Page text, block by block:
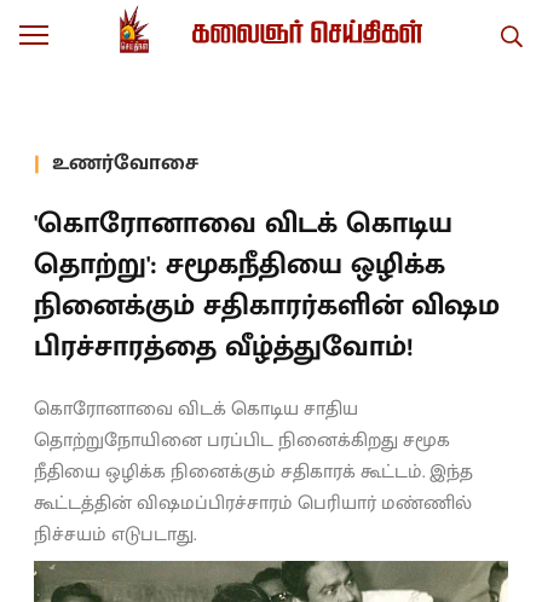
உணர்வோசை
'கொரோனாவை விடக் கொடிய
தொற்று': சமூகநீதியை ஒழிக்க
நினைக்கும் சதிகாரர்களின் விஷம
பிரச்சாரத்தை வீழ்த்துவோம்!
கொரோனாவை விடக் கொடிய சாதிய
தொற்றுநோயினை பரப்பிட நினைக்கிறது சமூக
நீதியை ஒழிக்க நினைக்கும் சதிகாரக் கூட்டம். இந்த
கூட்டத்தின் விஷமப்பிரச்சாரம் பெரியார் மண்ணில்
நிச்சயம் எடுபடாது.